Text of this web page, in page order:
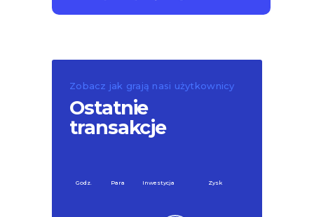
Zobacz jak grają nasi użytkownicy
Ostatnie
transakcje
Godz. Para Inwestycja Zysk